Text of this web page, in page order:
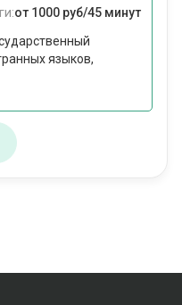
от 1000 руб/45 минут
языков,